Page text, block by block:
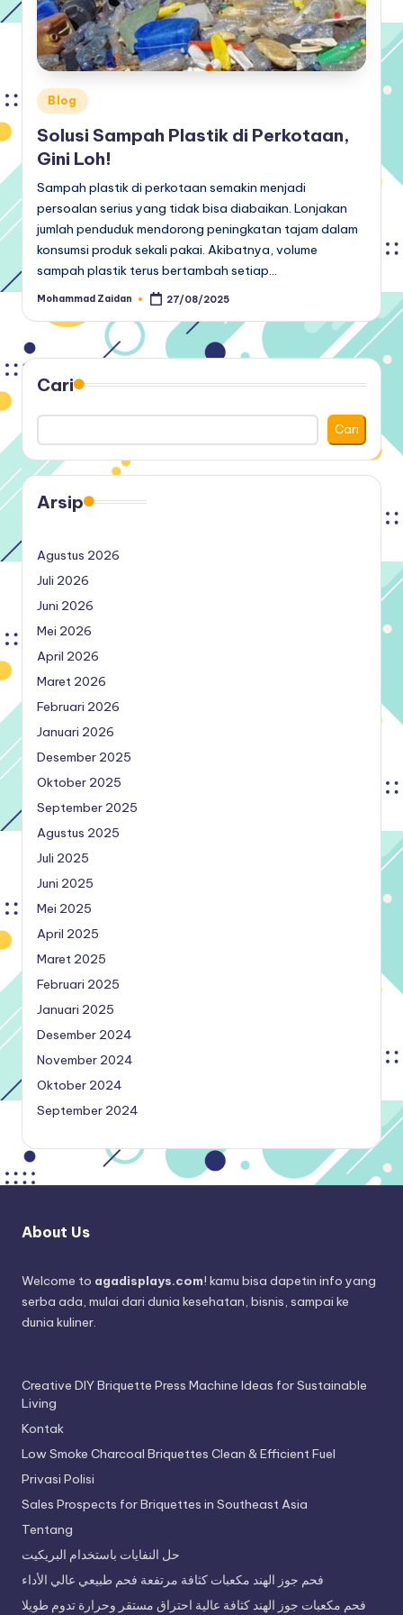
Posted
in
Blog
Solusi Sampah Plastik di Perkotaan,
Gini Loh!
Sampah plastik di perkotaan semakin menjadi
persoalan serius yang tidak bisa diabaikan. Lonjakan
jumlah penduduk mendorong peningkatan tajam dalam
konsumsi produk sekali pakai. Akibatnya, volume
sampah plastik terus bertambah setiap…
Posted
Mohammad Zaidan 27/08/2025
Cari
Cari
Arsip
Agustus 2026
Juli 2026
Juni 2026
Mei 2026
April 2026
Maret 2026
Februari 2026
Januari 2026
Desember 2025
Oktober 2025
September 2025
Agustus 2025
Juli 2025
Juni 2025
Mei 2025
April 2025
Maret 2025
Februari 2025
Januari 2025
Desember 2024
November 2024
Oktober 2024
September 2024
About Us
Welcome to agadisplays.com! kamu bisa dapetin info yang
serba ada, mulai dari dunia kesehatan, bisnis, sampai ke
dunia kuliner.
Creative DIY Briquette Press Machine Ideas for Sustainable
Living
Kontak
Low Smoke Charcoal Briquettes Clean & Efficient Fuel
Privasi Polisi
Sales Prospects for Briquettes in Southeast Asia
Tentang
حل النفايات باستخدام البريكيت
فحم جوز الهند مكعبات كثافة مرتفعة فحم طبيعي عالي الأداء
فحم مكعبات جوز الهند كثافة عالية احتراق مستقر وحرارة تدوم طويلا